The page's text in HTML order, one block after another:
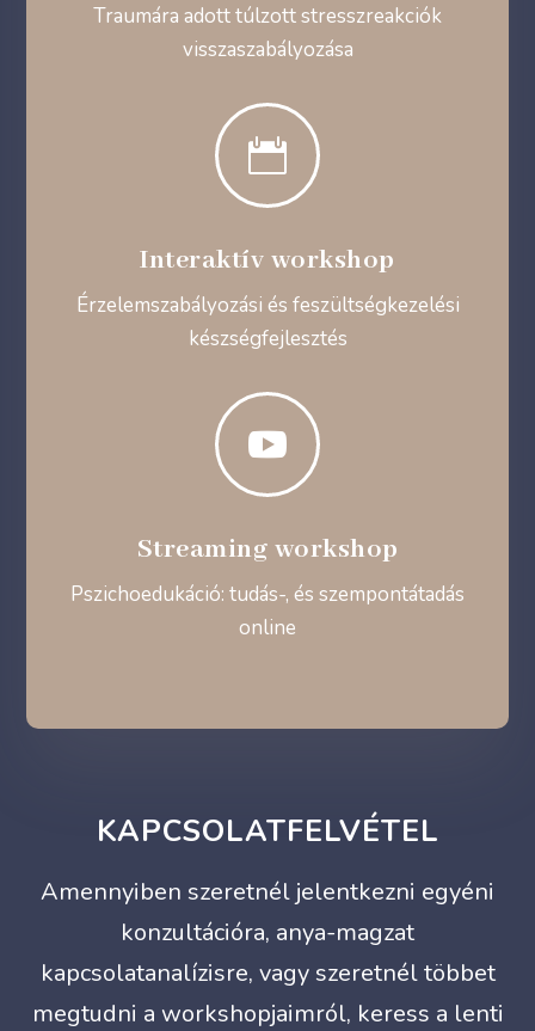
Traumára adott túlzott stresszreakciók
visszaszabályozása

Interaktív workshop
Érzelemszabályozási és feszültségkezelési
készségfejlesztés

Streaming workshop
Pszichoedukáció: tudás-, és szempontátadás
online
KAPCSOLATFELVÉTEL
Amennyiben szeretnél jelentkezni egyéni
konzultációra, anya-magzat
kapcsolatanalízisre, vagy szeretnél többet
megtudni a workshopjaimról, keress a lenti